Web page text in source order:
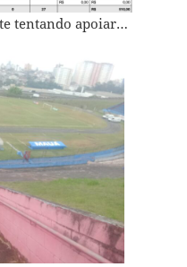
tentando apoiar…